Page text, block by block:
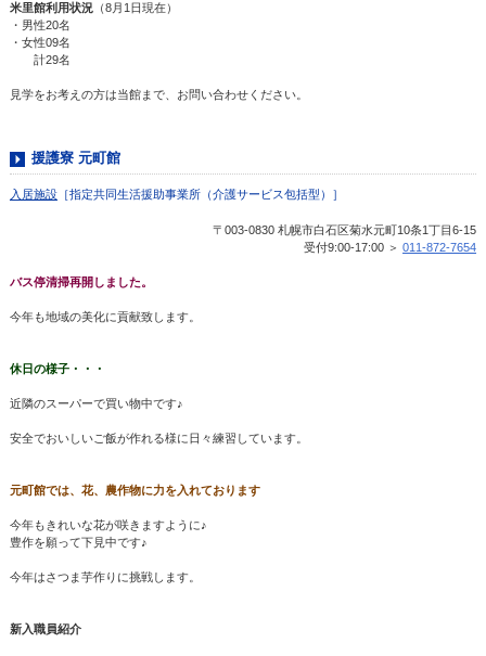
米里館利用状況（8月1日現在）
・男性20名
・女性09名
計29名
見学をお考えの方は当館まで、お問い合わせください。
援護寮 元町館
入居施設［指定共同生活援助事業所（介護サービス包括型）］
〒003-0830 札幌市白石区菊水元町10条1丁目6-15
受付9:00-17:00 ＞011-872-7654
バス停清掃再開しました。
今年も地域の美化に貢献致します。
休日の様子・・・
近隣のスーパーで買い物中です♪
安全でおいしいご飯が作れる様に日々練習しています。
元町館では、花、農作物に力を入れております
今年もきれいな花が咲きますように♪
豊作を願って下見中です♪
今年はさつま芋作りに挑戦します。
新入職員紹介